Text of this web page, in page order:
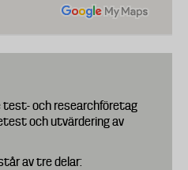
och researchföretag
och utvärdering av
av tre delar: